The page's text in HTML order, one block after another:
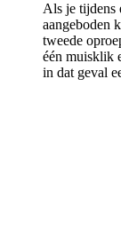
Als je tijdens
aangeboden
tweede
één muisklik
in dat geval